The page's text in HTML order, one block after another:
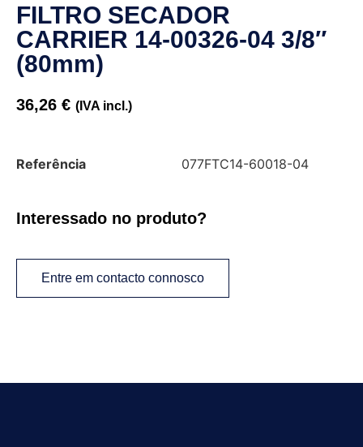
FILTRO SECADOR
CARRIER 14-00326-04 3/8″
(80mm)
36,26 € (IVA incl.)
Referência 077FTC14-60018-04
Interessado no produto?
Entre em contacto connosco